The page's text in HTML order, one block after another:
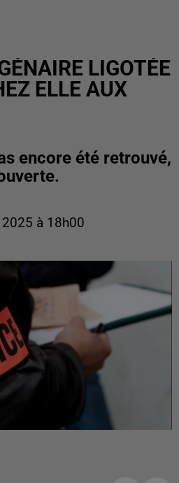
LIGOTÉE
ELLE AUX
encore été retrouvé,
à 18h00